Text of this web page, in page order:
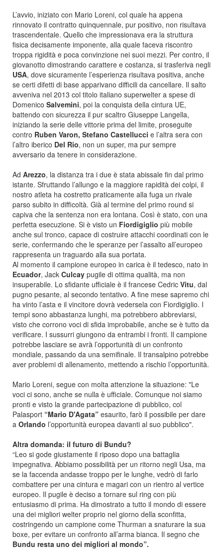
L’avvio, iniziato con Mario Loreni, col quale ha appena
rinnovato il contratto quinquennale, pur positivo, non risultava
trascendentale. Quello che impressionava era la struttura
fisica decisamente imponente, alla quale faceva riscontro
troppa rigidità e poca convinzione nei suoi mezzi. Per contro, il
giovanotto dimostrando carattere e costanza, si trasferiva negli
USA, dove sicuramente l’esperienza risultava positiva, anche
se certi difetti di base apparivano difficili da cancellare. Il salto
avveniva nel 2013 col titolo italiano superwelter a spese di
Domenico Salvemini, poi la conquista della cintura UE,
battendo con sicurezza il pur scaltro Giuseppe Langella,
iniziando la serie delle vittorie prima del limite, proseguite
contro Ruben Varon, Stefano Castellucci e l’altra sera con
l’altro iberico Del Rio, non un super, ma pur sempre
avversario da tenere in considerazione.
Ad Arezzo, la distanza tra i due è stata abissale fin dal primo
istante. Sfruttando l’allungo e la maggiore rapidità dei colpi, il
nostro atleta ha costretto praticamente alla fuga un rivale
parso subito in difficoltà. Già al termine del primo round si
capiva che la sentenza non era lontana. Così è stato, con una
perfetta esecuzione. Si è visto un Fiordigiglio più mobile
anche sul tronco, capace di costruire attacchi coordinati con le
serie, confermando che le speranze per l’assalto all’europeo
rappresenta un traguardo alla sua portata.
Al momento il campione europeo in carica è il tedesco, nato in
Ecuador, Jack Culcay pugile di ottima qualità, ma non
insuperabile. Lo sfidante ufficiale è il francese Cedric Vitu, dal
pugno pesante, al secondo tentativo. A fine mese sapremo chi
ha vinto l’asta e il vincitore dovrà vedersela con Fiordigiglio. I
tempi sono abbastanza lunghi, ma potrebbero abbreviarsi,
visto che corrono voci di sfida improbabile, anche se è tutto da
verificare. I sussurri giungono da entrambi i fronti. Il campione
potrebbe lasciare se avrà l’opportunità di un confronto
mondiale, passando da una semifinale. Il transalpino potrebbe
aver problemi di allenamento, mettendo a rischio l’opportunità.
Mario Loreni, segue con molta attenzione la situazione: "Le
voci ci sono, anche se nulla è ufficiale. Comunque noi siamo
pronti e visto la grande partecipazione di pubblico, col
Palasport “Mario D'Agata” esaurito, farò il possibile per dare
a Orlando l’opportunità europea davanti al suo pubblico".
Altra domanda: il futuro di Bundu?
“Leo si gode giustamente il riposo dopo una battaglia
impegnativa. Abbiamo possibilità per un ritorno negli Usa, ma
se la faccenda andasse troppo per le lunghe, vedrò di farlo
combattere per una cintura e magari con un rientro al vertice
europeo. Il pugile è deciso a tornare sul ring con più
entusiasmo di prima. Ha dimostrato a tutto il mondo di essere
una dei migliori welter proprio nel giorno della sconfitta,
costringendo un campione come Thurman a snaturare la sua
boxe, per evitare un confronto all’arma bianca. Il segno che
Bundu resta uno dei migliori al mondo”.